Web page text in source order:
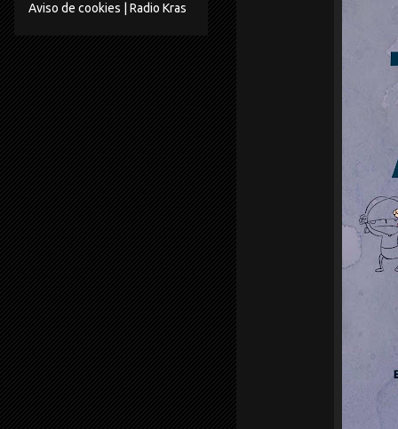
Aviso de cookies | Radio Kras